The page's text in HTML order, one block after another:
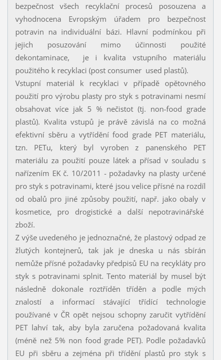
bezpečnost všech recyklační procesů posouzena a
vyhodnocena Evropským úřadem pro bezpečnost
potravin na individuální bázi. Hlavní podmínkou při
jejich posuzování mimo účinnosti použité
dekontaminace, je i kvalita vstupního materiálu
použitého k recyklaci (post consumer used plastů).
Vstupní materiál k recyklaci v případě opětovného
použití pro výrobu plasty pro styk s potravinami nesmí
obsahovat více jak 5 % nečistot (tj. non-food grade
plastů). Kvalita vstupů je právě závislá na co možná
efektivní sběru a vytřídění food grade PET materiálu,
tzn. PETu, který byl vyroben z panenského PET
materiálu za použití pouze látek a přísad v souladu s
nařízením EK č. 10/2011 - požadavky na plasty určené
pro styk s potravinami, které jsou velice přísné na rozdíl
od obalů pro jiné způsoby použití, např. jako obaly v
kosmetice, pro drogistické a další nepotravinářské
zboží.
Z výše uvedeného je jednoznačné, že plastový odpad ze
žlutých kontejnerů, tak jak je dneska u nás sbírán
nemůže přísné požadavky předpisů EU na recykláty pro
styk s potravinami splnit. Tento materiál by musel být
následně dokonale roztříděn tříděn a podle mých
znalostí a informací stávající třídící technologie
používané v ČR opět nejsou schopny zaručit vytřídění
PET lahví tak, aby byla zaručena požadovaná kvalita
(méně než 5% non food grade PET). Podle požadavků
EU při sběru a zejména při třídění plastů pro styk s